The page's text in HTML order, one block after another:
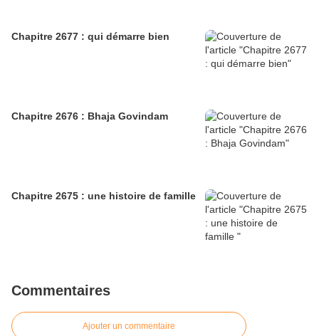
Chapitre 2677 : qui démarre bien
Chapitre 2676 : Bhaja Govindam
Chapitre 2675 : une histoire de famille
Commentaires
Ajouter un commentaire